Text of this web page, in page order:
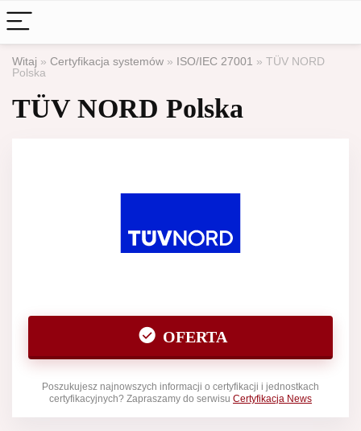
Witaj » Certyfikacja systemów » ISO/IEC 27001 » TÜV NORD
Polska
TÜV NORD Polska
OFERTA
Poszukujesz najnowszych informacji o certyfikacji i jednostkach
certyfikacyjnych? Zapraszamy do serwisu Certyfikacja News